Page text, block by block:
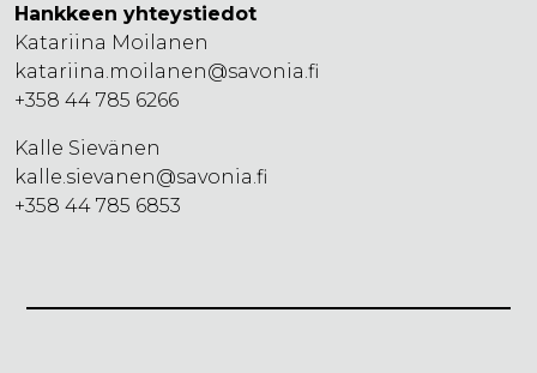
Hankkeen yhteystiedot
Katariina Moilanen
katariina.moilanen@savonia.fi
+358 44 785 6266
Kalle Sievänen
kalle.sievanen@savonia.fi
+358 44 785 6853